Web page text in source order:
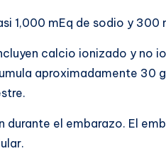
1,000 mEq de sodio y 300
calcio ionizado y no
aproximadamente 30
el embarazo. El